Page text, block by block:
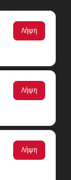
Λήψη
Λήψη
Λήψη